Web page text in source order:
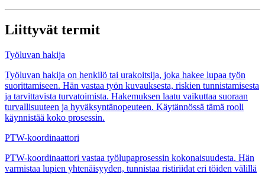
Liittyvät termit
Työluvan hakija
Työluvan hakija on henkilö tai urakoitsija, joka hakee lupaa työn
suorittamiseen. Hän vastaa työn kuvauksesta, riskien tunnistamisesta
ja tarvittavista turvatoimista. Hakemuksen laatu vaikuttaa suoraan
turvallisuuteen ja hyväksyntänopeuteen. Käytännössä tämä rooli
käynnistää koko prosessin.
PTW-koordinaattori
PTW-koordinaattori vastaa työlupaprosessin kokonaisuudesta. Hän
varmistaa lupien yhtenäisyyden, tunnistaa ristiriidat eri töiden välillä